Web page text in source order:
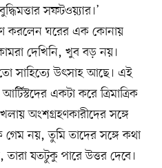
সফটওয়্যার।’
করলেন ঘরের এক কোনায়
দেখিনি, খুব বড় নয়।
সাহিত্যে উৎসাহ আছে। এই
একটা করে ত্রিমাত্রিক
অংশগ্রহণকারীদের সঙ্গে
গেম নয়, তুমি তাদের সঙ্গে কথা
যতটুকু পারে উত্তর দেবে।